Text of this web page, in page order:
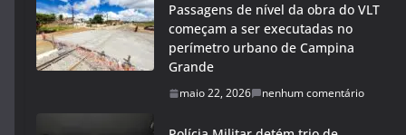
Passagens de nível da obra do VLT
começam a ser executadas no
perímetro urbano de Campina
Grande
maio 22, 2026 nenhum comentário